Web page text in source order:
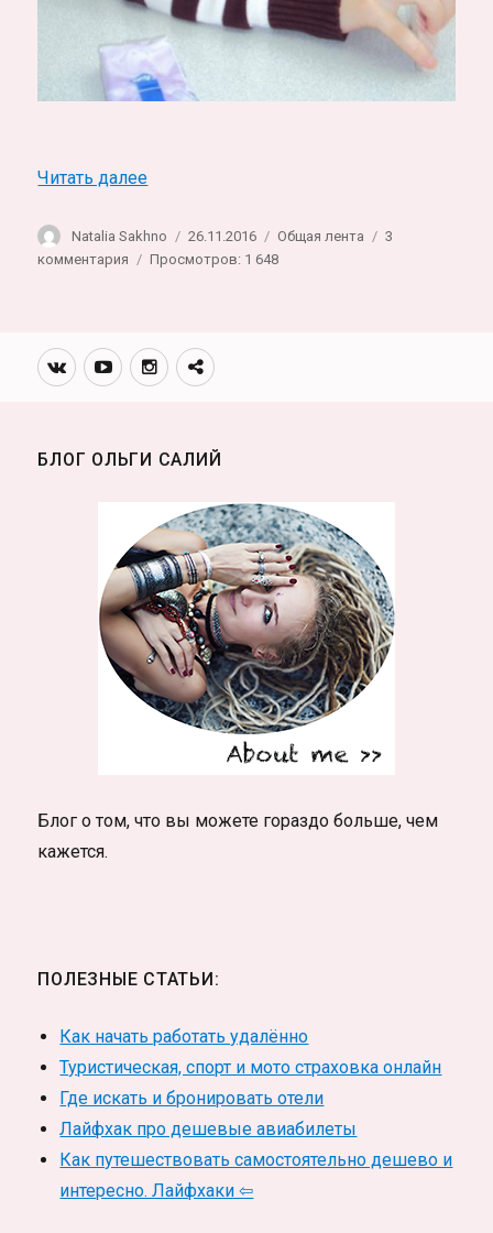
Читать далее«Лика Деисадзе: «Мечтаю стать
Автор
Natalia Sakhno Опубликовано
26.11.2016 Рубрики
Общая лента
3
комментария
«Мечтаю
стать
Просмотров: 1 648
Вконтакте
YoutubeИнстаграмм
Телеграм
БЛОГ ОЛЬГИ САЛИЙ
Блог о том, что вы можете гораздо больше, чем
кажется.
ПОЛЕЗНЫЕ СТАТЬИ:
Как начать работать удалённо
Туристическая, спорт и мото страховка онлайн
Где искать и бронировать отели
Лайфхак про дешевые авиабилеты
Как путешествовать самостоятельно дешево и
интересно. Лайфхаки ⇦